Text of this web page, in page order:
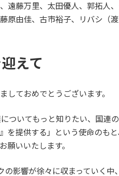
遠藤万里、太田優人、郭拓人
原由佳、古市裕子、リバシ（
えて
しておめでとうございます。
ついてもっと知りたい、国
を提供する」という使命のも
願いいたします。
影響が徐々に収まっていく